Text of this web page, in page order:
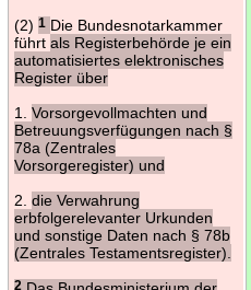
(2) 1 Die Bundesnotarkammer
führt als Registerbehörde je ein
automatisiertes elektronisches
Register über
1. Vorsorgevollmachten und
Betreuungsverfügungen nach §
78a (Zentrales
Vorsorgeregister) und
2. die Verwahrung
erbfolgerelevanter Urkunden
und sonstige Daten nach § 78b
(Zentrales Testamentsregister).
2